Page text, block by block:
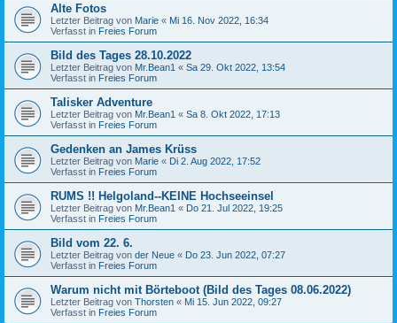
Alte Fotos
Letzter Beitrag von Marie « Mi 16. Nov 2022, 16:34
Verfasst in Freies Forum
Bild des Tages 28.10.2022
Letzter Beitrag von Mr.Bean1 « Sa 29. Okt 2022, 13:54
Verfasst in Freies Forum
Talisker Adventure
Letzter Beitrag von Mr.Bean1 « Sa 8. Okt 2022, 17:13
Verfasst in Freies Forum
Gedenken an James Krüss
Letzter Beitrag von Marie « Di 2. Aug 2022, 17:52
Verfasst in Freies Forum
RUMS !! Helgoland--KEINE Hochseeinsel
Letzter Beitrag von Mr.Bean1 « Do 21. Jul 2022, 19:25
Verfasst in Freies Forum
Bild vom 22. 6.
Letzter Beitrag von der Neue « Do 23. Jun 2022, 07:27
Verfasst in Freies Forum
Warum nicht mit Börteboot (Bild des Tages 08.06.2022)
Letzter Beitrag von Thorsten « Mi 15. Jun 2022, 09:27
Verfasst in Freies Forum